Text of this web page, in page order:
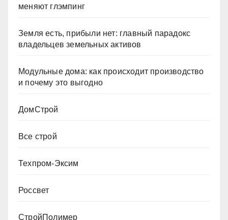
меняют глэмпинг
Земля есть, прибыли нет: главный парадокс
владельцев земельных активов
Модульные дома: как происходит производство
и почему это выгодно
ДомСтрой
Все строй
Техпром-Эксим
Россвет
СтройПолимер